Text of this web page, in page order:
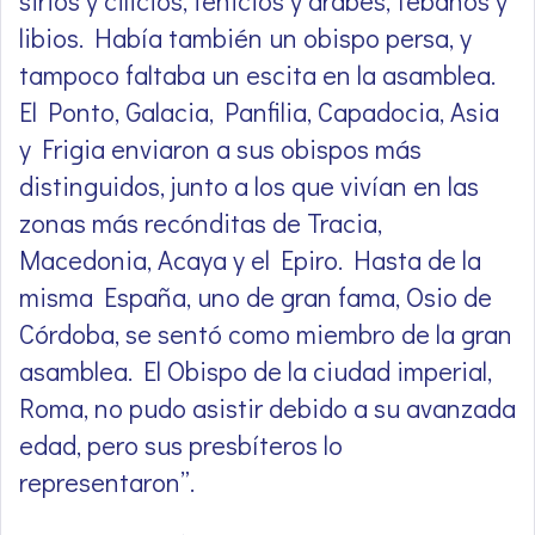
libios. Había también un obispo persa, y
tampoco faltaba un escita en la asamblea.
El Ponto, Galacia, Panfilia, Capadocia, Asia
y Frigia enviaron a sus obispos más
distinguidos, junto a los que vivían en las
zonas más recónditas de Tracia,
Macedonia, Acaya y el Epiro. Hasta de la
misma España, uno de gran fama, Osio de
Córdoba, se sentó como miembro de la gran
asamblea. El Obispo de la ciudad imperial,
Roma, no pudo asistir debido a su avanzada
edad, pero sus presbíteros lo
representaron”.